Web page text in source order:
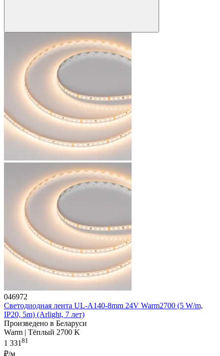
046972
Светодиодная лента UL-A140-8mm 24V Warm2700 (5 W/m,
IP20, 5m) (Arlight, 7 лет)
Произведено в Беларуси
Warm | Тёплый 2700 K
1 33181
₽/м